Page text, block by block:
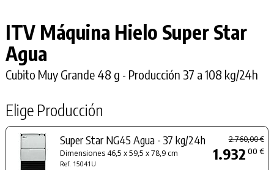
ITV Máquina Hielo Super Star
Agua
Cubito Muy Grande 48 g - Producción 37 a 108 kg/24h
Elige Producción
Super Star NG45 Agua - 37 kg/24h
Dimensiones 46,5 x 59,5 x 78,9 cm
Ref. 15041U
2.760,00 €
1.932 00 €